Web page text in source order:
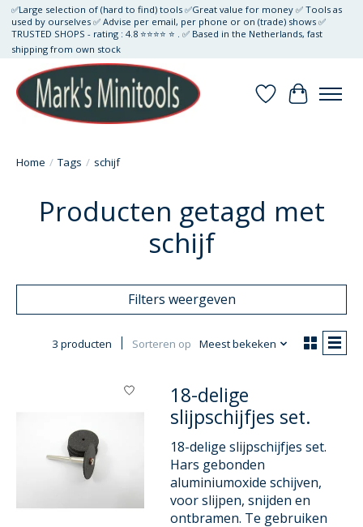
✅Large selection of (hard to find) tools ✅Great value for money ✅ Tools as
used by ourselves ✅ Advise per email, per phone or on (trade) shows ✅
TRUSTED SHOPS - rating : 4.8 ⭐⭐⭐⭐ ⭐ . ✅ Based in the Netherlands, fast
shipping from own stock
Verlanglijst
Home / Tags / schijf
Producten getagd met
schijf
Filters weergeven
3 producten Sorteren op Meest bekeken
18-delige
slijpschijfjes set.
18-delige slijpschijfjes set.
Hars gebonden
aluminiumoxide schijven,
voor slijpen, snijden en
ontbramen. Te gebruiken